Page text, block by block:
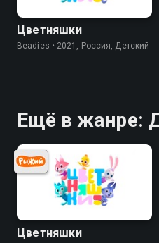
Цветняшки
Beadies • 2021, Россия, Детский
Ещё в жанре:
Цветняшки